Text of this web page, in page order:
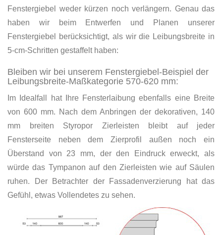
Fenstergiebel weder kürzen noch verlängern. Genau das
haben wir beim Entwerfen und Planen unserer
Fenstergiebel berücksichtigt, als wir die Leibungsbreite in
5-cm-Schritten gestaffelt haben:
Bleiben wir bei unserem Fenstergiebel-Beispiel der
Leibungsbreite-Maßkategorie 570-620 mm:
Im Idealfall hat Ihre Fensterlaibung ebenfalls eine Breite
von 600 mm. Nach dem Anbringen der dekorativen, 140
mm breiten Styropor Zierleisten bleibt auf jeder
Fensterseite neben dem Zierprofil außen noch ein
Überstand von 23 mm, der den Eindruck erweckt, als
würde das Tympanon auf den Zierleisten wie auf Säulen
ruhen. Der Betrachter der Fassadenverzierung hat das
Gefühl, etwas Vollendetes zu sehen.